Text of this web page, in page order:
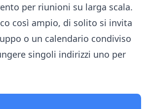
per riunioni su larga scala.
così ampio, di solito si invita
o un calendario condiviso
singoli indirizzi uno per